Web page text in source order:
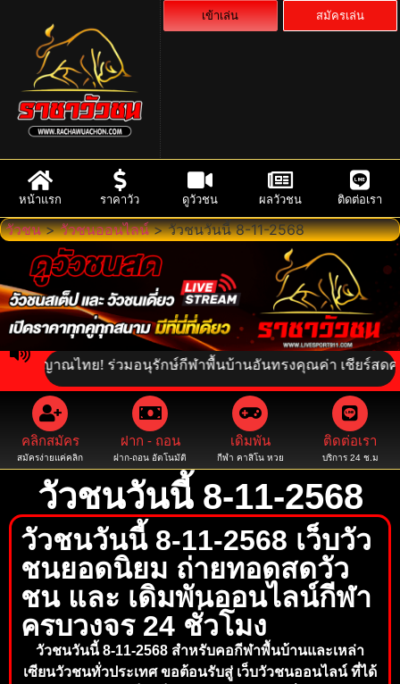
เข้าเล่น สมัครเล่น
หน้าแรก ราคาวัว ดูวัวชน ผลวัวชน ติดต่อเรา
วัวชน>วัวชนออนไลน์>วัวชนวันนี้ 8-11-2568
าณไทย! ร่วมอนุรักษ์กีฬาพื้นบ้านอันทรงคุณค่า เชียร์สดความเร้
คลิกสมัคร
สมัครง่ายแค่คลิก
ฝาก - ถอน
ฝาก-ถอน อัตโนมัติ
เดิมพัน
กีฬา คาสิโน หวย
ติดต่อเรา
บริการ 24 ช.ม
วัวชนวันนี้ 8-11-2568
วัวชนวันนี้ 8-11-2568 เว็บวัว
ชนยอดนิยม ถ่ายทอดสดวัว
ชน และ เดิมพันออนไลน์กีฬา
ครบวงจร 24 ชั่วโมง
วัวชนวันนี้ 8-11-2568 สำหรับคอกีฬาพื้นบ้านและเหล่า
เซียนวัวชนทั่วประเทศ ขอต้อนรับสู่ เว็บวัวชนออนไลน์ ที่ได้